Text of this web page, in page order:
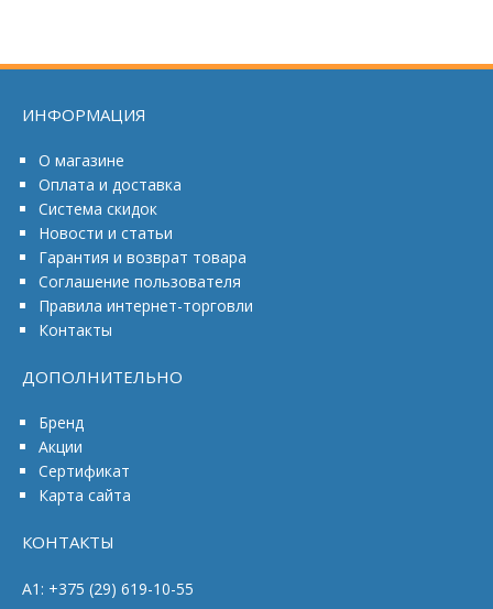
ИНФОРМАЦИЯ
О магазине
Оплата и доставка
Система скидок
Новости и статьи
Гарантия и возврат товара
Соглашение пользователя
Правила интернет-торговли
Контакты
ДОПОЛНИТЕЛЬНО
Бренд
Акции
Сертификат
Карта сайта
КОНТАКТЫ
A1: +375 (29) 619-10-55